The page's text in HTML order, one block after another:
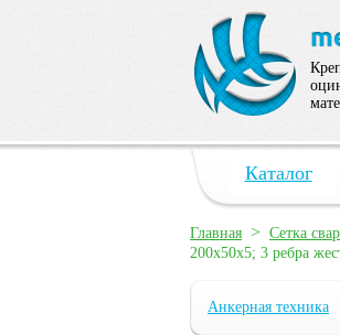
Каталог
Главная > Сетка
200х50х5; 3 ребра
Анкерная техника